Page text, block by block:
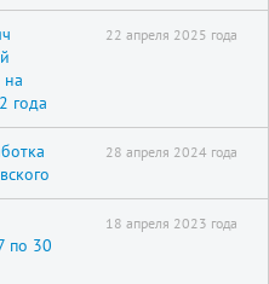
на
года
22 апреля 2025 года
28 апреля 2024 года
по 30
18 апреля 2023 года